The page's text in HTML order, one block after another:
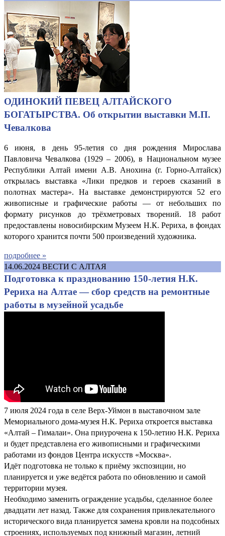
ОДИНОКИЙ ПЕВЕЦ АЛТАЙСКОГО
БОГАТЫРСТВА. Об открытии выставки М.П.
Чевалкова
6 июня, в день 95-летия со дня рождения Мирослава
Павловича Чевалкова (1929 – 2006), в Национальном музее
Республики Алтай имени А.В. Анохина (г. Горно-Алтайск)
открылась выставка «Лики предков и героев сказаний в
полотнах мастера». На выставке демонстрируются 52 его
живописные и графические работы — от небольших по
формату рисунков до трёхметровых творений. 18 работ
предоставлены новосибирским Музеем Н.К. Рериха, в фондах
которого хранится почти 500 произведений художника.
подробнее »
14.06.2024 ВЕСТИ С АЛТАЯ
Подготовка к празднованию 150-летия Н.К.
Рериха на Алтае — сбор средств на ремонтные
работы в музейной усадьбе
7 июля 2024 года в селе Верх-Уймон в выставочном зале
Мемориального дома-музея Н.К. Рериха откроется выставка
«Алтай – Гималаи». Она приурочена к 150-летию Н.К. Рериха
и будет представлена его живописными и графическими
работами из фондов Центра искусств «Москва».
Идёт подготовка не только к приёму экспозиции, но
планируется и уже ведётся работа по обновлению и самой
территории музея.
Необходимо заменить ограждение усадьбы, сделанное более
двадцати лет назад. Также для сохранения привлекательного
исторического вида планируется замена кровли на подсобных
строениях, используемых под книжный магазин, летний